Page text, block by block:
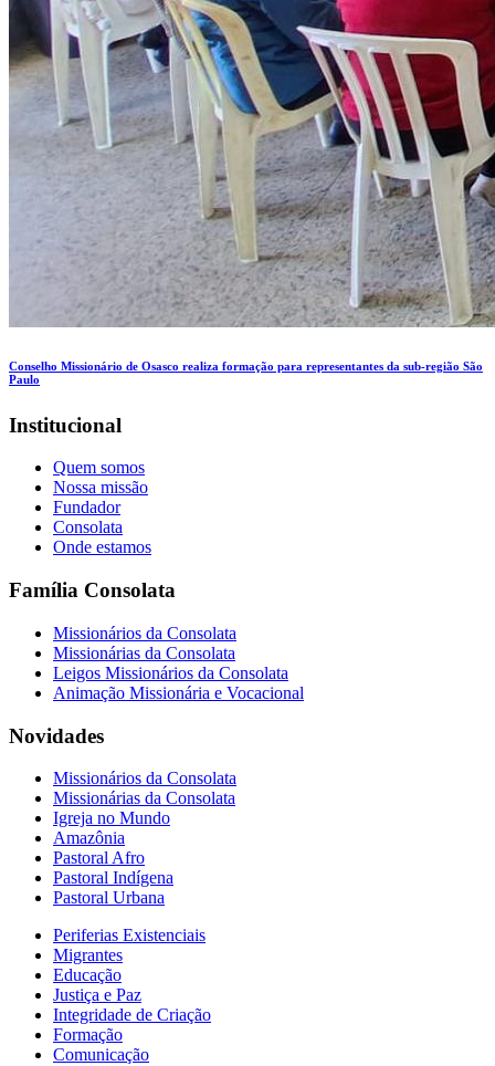
Conselho Missionário de Osasco realiza formação para representantes da sub-região São
Paulo
Institucional
Quem somos
Nossa missão
Fundador
Consolata
Onde estamos
Família Consolata
Missionários da Consolata
Missionárias da Consolata
Leigos Missionários da Consolata
Animação Missionária e Vocacional
Novidades
Missionários da Consolata
Missionárias da Consolata
Igreja no Mundo
Amazônia
Pastoral Afro
Pastoral Indígena
Pastoral Urbana
Periferias Existenciais
Migrantes
Educação
Justiça e Paz
Integridade de Criação
Formação
Comunicação